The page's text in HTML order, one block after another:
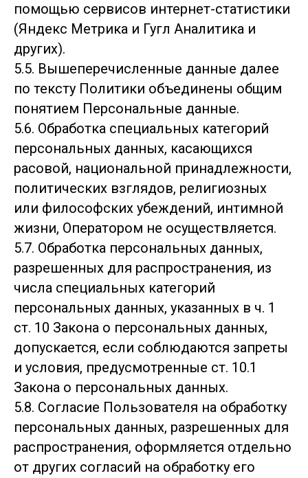
помощью сервисов интернет-статистики
(Яндекс Метрика и Гугл Аналитика и
других).
5.5. Вышеперечисленные данные далее
по тексту Политики объединены общим
понятием Персональные данные.
5.6. Обработка специальных категорий
персональных данных, касающихся
расовой, национальной принадлежности,
политических взглядов, религиозных
или философских убеждений, интимной
жизни, Оператором не осуществляется.
5.7. Обработка персональных данных,
разрешенных для распространения, из
числа специальных категорий
персональных данных, указанных в ч. 1
ст. 10 Закона о персональных данных,
допускается, если соблюдаются запреты
и условия, предусмотренные ст. 10.1
Закона о персональных данных.
5.8. Согласие Пользователя на обработку
персональных данных, разрешенных для
распространения, оформляется отдельно
от других согласий на обработку его